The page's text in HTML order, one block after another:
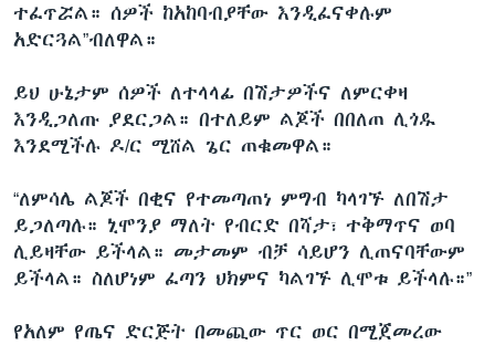
ተፈጥሯል። ሰዎች ከአከባብያቸው እንዲፈናቀሉም
አድርጓል”ብለዋል።
ይህ ሁኔታም ሰዎች ለተላላፊ በሽታዎችና ለምርቀዛ
እንዲጋለጡ ያደርጋል። በተለይም ልጆች በበለጠ ሊጎዱ
እንደሚችሉ ዶ/ር ሚሸል ጌር ጠቁመዋል።
“ለምሳሌ ልጆች በቂና የተመጣጠነ ምግብ ካላገኙ ለበሽታ
ይጋለጣሉ። ኒሞንያ ማለት የብርድ በሻታ፣ ተቅማጥና ወባ
ሊይዛቸው ይችላል። መታመም ብቻ ሳይሆን ሊጠናባቸውም
ይችላል። ስለሆነም ፈጣን ህክምና ካልገኙ ሊሞቱ ይችላሉ።”
የአለም የጤና ድርጅት በመጪው ጥር ወር በሚጀመረው